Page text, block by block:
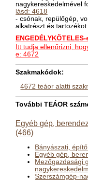
nagykereskedelmével
lásd: 4618
- csónak, repülőgép,
alkatrészt és tartozékot
Itt tudja ellenőrizni,
e: 4672
Szakmakódok:
4672 teáor alatti
További TEÁOR
Egyéb gép,
(466)
Bányászati,
Egyéb gép,
Mezőgazdasági
Szerszámgép-